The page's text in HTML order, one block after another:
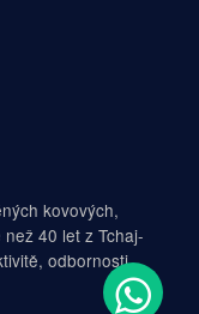
kovových,
40 let z Tchaj-
odbornosti,